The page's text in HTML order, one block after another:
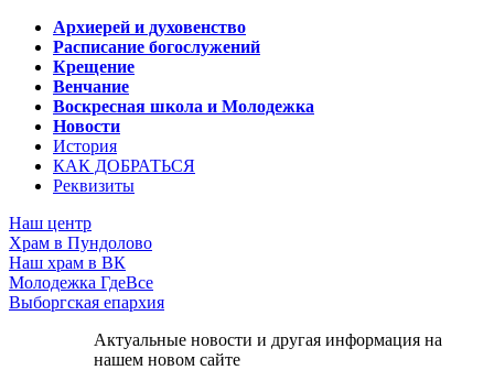
Архиерей и духовенство
Расписание богослужений
Крещение
Венчание
Воскресная школа и Молодежка
Новости
История
КАК ДОБРАТЬСЯ
Реквизиты
Наш центр
Храм в Пундолово
Наш храм в ВК
Молодежка ГдеВсе
Выборгская епархия
Актуальные новости и другая информация на
нашем новом сайте